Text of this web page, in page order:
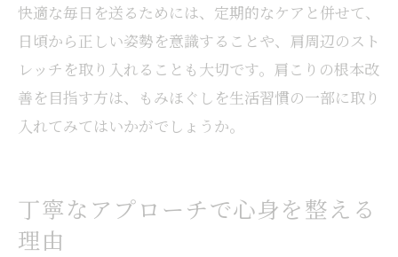
快適な毎日を送るためには、定期的なケアと併せて、
日頃から正しい姿勢を意識することや、肩周辺のスト
レッチを取り入れることも大切です。肩こりの根本改
善を目指す方は、もみほぐしを生活習慣の一部に取り
入れてみてはいかがでしょうか。
丁寧なアプローチで心身を整える
理由